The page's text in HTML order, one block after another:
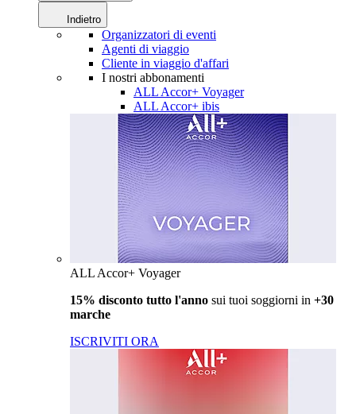
Indietro
Organizzatori di eventi
Agenti di viaggio
Cliente in viaggio d'affari
I nostri abbonamenti
ALL Accor+ Voyager
ALL Accor+ ibis
ALL Accor+ Voyager
15% disconto tutto l'anno sui tuoi soggiorni in +30
marche
ISCRIVITI ORA